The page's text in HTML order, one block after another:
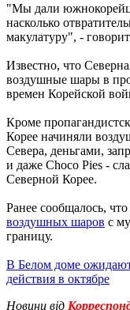
"Мы дали
насколько
макулатуру", -
Известно, что
воздушные шары в
времен Корейской
Кроме
Корее начиняли
Севера, деньгами,
и даже Choco Pies -
Северной Корее.
Ранее сообщалось,
воздушных шаров с
границу.
В Белом доме
действия в октябре
Новини від